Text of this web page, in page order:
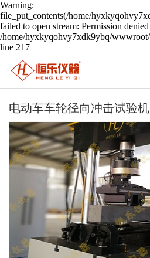
Warning:
file_put_contents(/home/
failed to open stream: Permission
/home/hyxkyqohvy7xdk9ybq/wwwroot/
line 217
电动车车轮径向冲击试验机